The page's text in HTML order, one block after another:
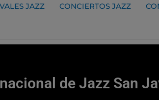
JAZZ CONCIERTOS JAZZ
de Jazz San